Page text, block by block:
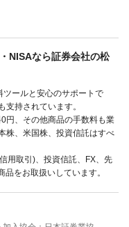
NISAなら証券会社の松
ールと安心のサポートで
支持されています。
円、その他商品の手数料も業
株、米国株、投資信託はすべ
用取引)、投資信託、FX、先
をお取扱いしています。